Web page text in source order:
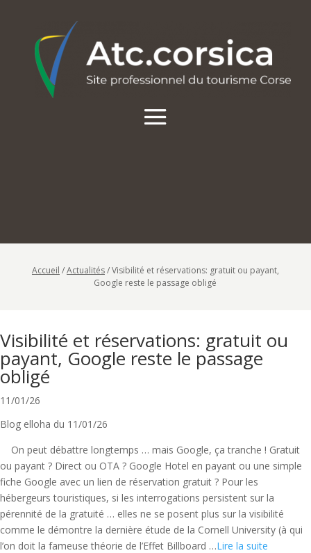
Accueil /Actualités/Visibilité et réservations: gratuit ou payant,
Google reste le passage obligé
Visibilité et réservations: gratuit ou
payant, Google reste le passage
obligé
11/01/26
Blog elloha du 11/01/26
On peut débattre longtemps … mais Google, ça tranche ! Gratuit
ou payant ? Direct ou OTA ? Google Hotel en payant ou une simple
fiche Google avec un lien de réservation gratuit ? Pour les
hébergeurs touristiques, si les interrogations persistent sur la
pérennité de la gratuité … elles ne se posent plus sur la visibilité
comme le démontre la dernière étude de la Cornell University (à qui
l’on doit la fameuse théorie de l’Effet Billboard …Lire la suite